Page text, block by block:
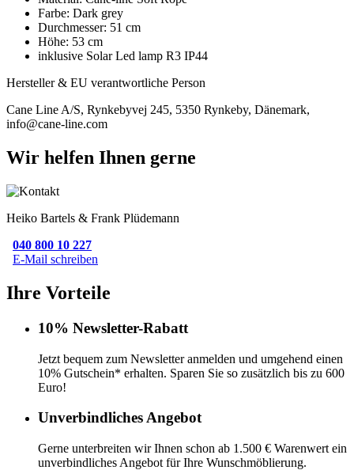
Farbe: Dark grey
Durchmesser: 51 cm
Höhe: 53 cm
inklusive Solar Led lamp R3 IP44
Hersteller & EU verantwortliche Person
Cane Line A/S, Rynkebyvej 245, 5350 Rynkeby, Dänemark,
info@cane-line.com
Wir helfen Ihnen gerne
Heiko Bartels & Frank Plüdemann
040 800 10 227
E-Mail schreiben
Ihre Vorteile
10% Newsletter-Rabatt
Jetzt bequem zum Newsletter anmelden und umgehend einen
10% Gutschein* erhalten. Sparen Sie so zusätzlich bis zu 600
Euro!
Unverbindliches Angebot
Gerne unterbreiten wir Ihnen schon ab 1.500 € Warenwert ein
unverbindliches Angebot für Ihre Wunschmöblierung.